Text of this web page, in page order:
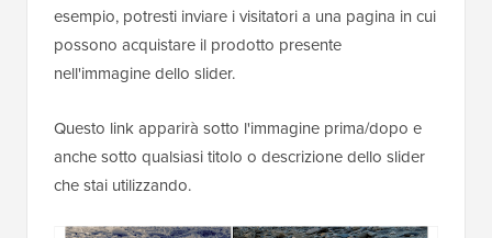
esempio, potresti inviare i visitatori a una pagina in cui
possono acquistare il prodotto presente
nell'immagine dello slider.
Questo link apparirà sotto l'immagine prima/dopo e
anche sotto qualsiasi titolo o descrizione dello slider
che stai utilizzando.